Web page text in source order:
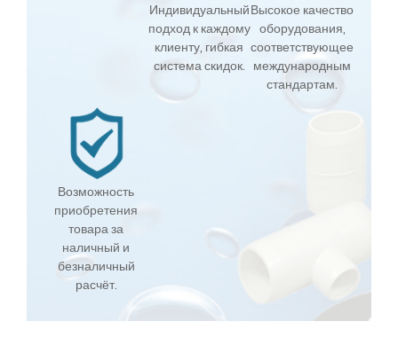
Индивидуальный
подход к каждому
клиенту, гибкая
система скидок.
Высокое качество
оборудования,
соответствующее
международным
стандартам.
Возможность
приобретения
товара за
наличный и
безналичный
расчёт.